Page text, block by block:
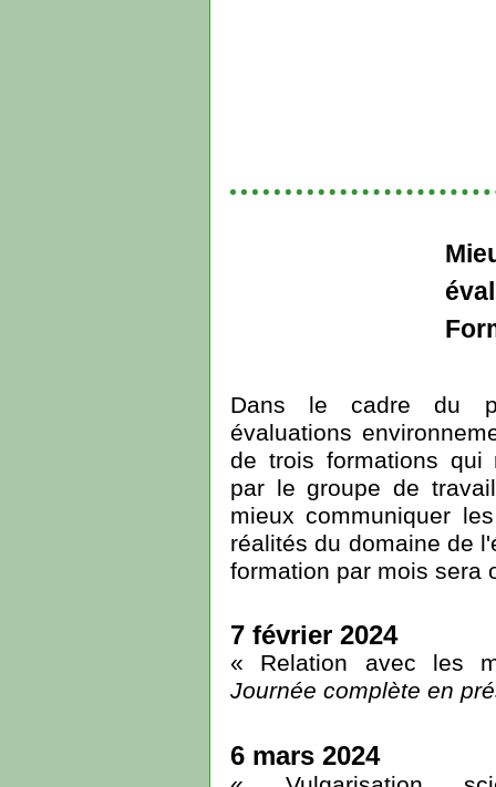
Dans le cadre du
évaluations
de trois formations qui
par le groupe de
mieux communiquer
réalités du domaine de
formation par mois sera
7 février 2024
« Relation avec les
Journée complète en
6 mars 2024